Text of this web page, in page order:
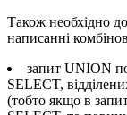
Також необхідно
написанні
запит UNION
SELECT,
(тобто якщо в